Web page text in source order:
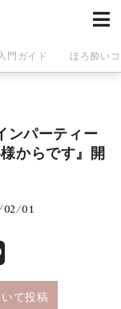
門ガイド ほろ酔い
ンパーティー
からです』開
02/01
て投稿